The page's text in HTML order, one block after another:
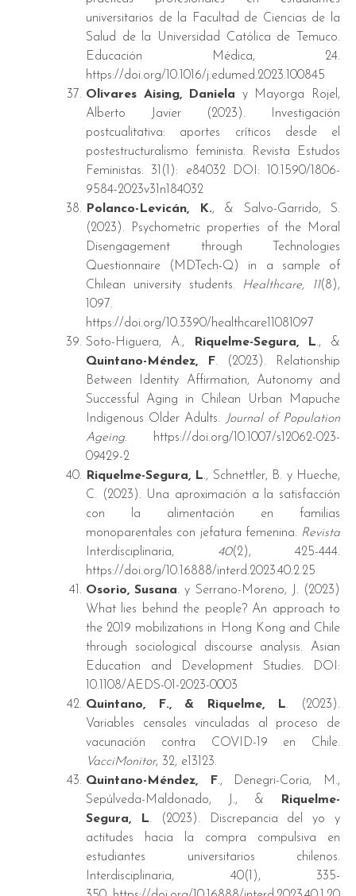
universitarios de la Facultad de Ciencias de la
Salud de la Universidad Católica de Temuco.
Educación Médica, 24.
https://doi.org/10.1016/j.edumed.2023.100845
Olivares Aising, Daniela y Mayorga Rojel,
Alberto Javier (2023). Investigación
postcualitativa: aportes críticos desde el
postestructuralismo feminista. Revista Estudos
Feministas. 31(1): e84032 DOI: 10.1590/1806-
9584-2023v31n184032
Polanco-Levicán, K., & Salvo-Garrido, S.
(2023). Psychometric properties of the Moral
Disengagement through Technologies
Questionnaire (MDTech-Q) in a sample of
Chilean university students.
Healthcare, 11(8),
1097.
https://doi.org/10.3390/healthcare11081097
Soto-Higuera, A.,
Riquelme-Segura, L., &
Quintano-Méndez, F. (2023). Relationship
Between Identity Affirmation, Autonomy and
Successful Aging in Chilean Urban Mapuche
Indigenous Older Adults. Journal of Population
Ageing. https://doi.org/10.1007/s12062-023-
09429-2
Riquelme-Segura, L., Schnettler, B. y Hueche,
C. (2023). Una aproximación a la satisfacción
con la alimentación en familias
monoparentales con jefatura femenina. Revista
Interdisciplinaria, 40(2), 425-444.
https://doi.org/10.16888/interd.2023.40.2.25
Osorio, Susana. y Serrano-Moreno, J. (2023)
What lies behind the people? An approach to
the 2019 mobilizations in Hong Kong and Chile
through sociological discourse analysis. Asian
Education and Development Studies. DOI:
10.1108/AEDS-01-2023-0003
Quintano, F., & Riquelme, L. (2023).
Variables censales vinculadas al proceso de
vacunación contra COVID-19 en Chile.
VacciMonitor, 32, e13123.
Quintano-Méndez, F., Denegri-Coria, M.,
Sepúlveda-Maldonado, J., &
Riquelme-
Segura, L. (2023). Discrepancia del yo y
actitudes hacia la compra compulsiva en
estudiantes universitarios chilenos.
Interdisciplinaria, 40(1), 335-